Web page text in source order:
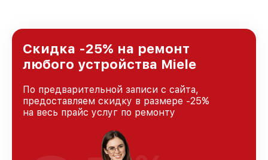
и лояльности наших клиентов.
Скидка -25% на ремонт
любого устройства Miele
По предварительной записи с сайта,
предоставляем скидку в размере -25%
на весь прайс услуг по ремонту